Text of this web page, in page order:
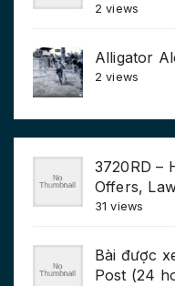
2 views
Alligator
2 views
3720RD –
Offers,
31 views
Bài được
Post (24